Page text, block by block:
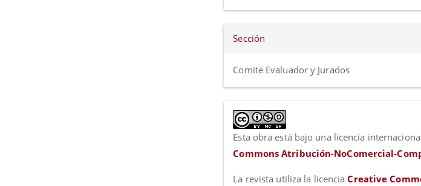
Sección
Comité Evaluador y Jurados
Esta obra está bajo una licencia
Commons Atribución-NoComercial-
La revista utiliza la licenciaCreative